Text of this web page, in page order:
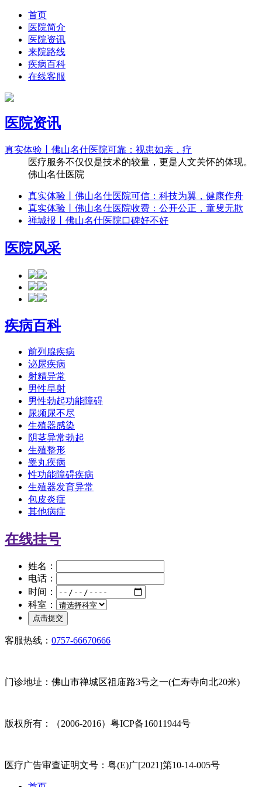
首页
医院简介
医院资讯
来院路线
疾病百科
在线客服
医院资讯
真实体验丨佛山名仕医院可靠：视患如亲，疗
医疗服务不仅仅是技术的较量，更是人文关怀的体现。
佛山名仕医院
真实体验丨佛山名仕医院可信：科技为翼，健康作舟
真实体验丨佛山名仕医院收费：公开公正，童叟无欺
禅城报丨佛山名仕医院口碑好不好
医院风采
疾病百科
前列腺疾病
泌尿疾病
射精异常
男性早射
男性勃起功能障碍
尿频尿不尽
生殖器感染
阴茎异常勃起
生殖整形
睾丸疾病
性功能障碍疾病
生殖器发育异常
包皮炎症
其他病症
在线挂号
姓名：
电话：
时间：
科室：
客服热线： 0757-66670666
门诊地址：佛山市禅城区祖庙路3号之一(仁寿寺向北20米)
版权所有：（2006-2016）粤ICP备16011944号
医疗广告审查证明文号：粤(E)广[2021]第10-14-005号